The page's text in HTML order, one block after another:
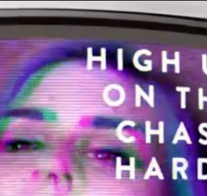
Treinkaartjes worden duurder,
abonnementen verdwijnen
9 months ago